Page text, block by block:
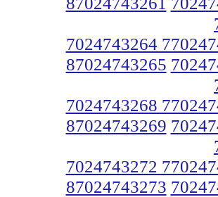
7024743264
87024743265
7024743268
87024743269
7024743272
87024743273